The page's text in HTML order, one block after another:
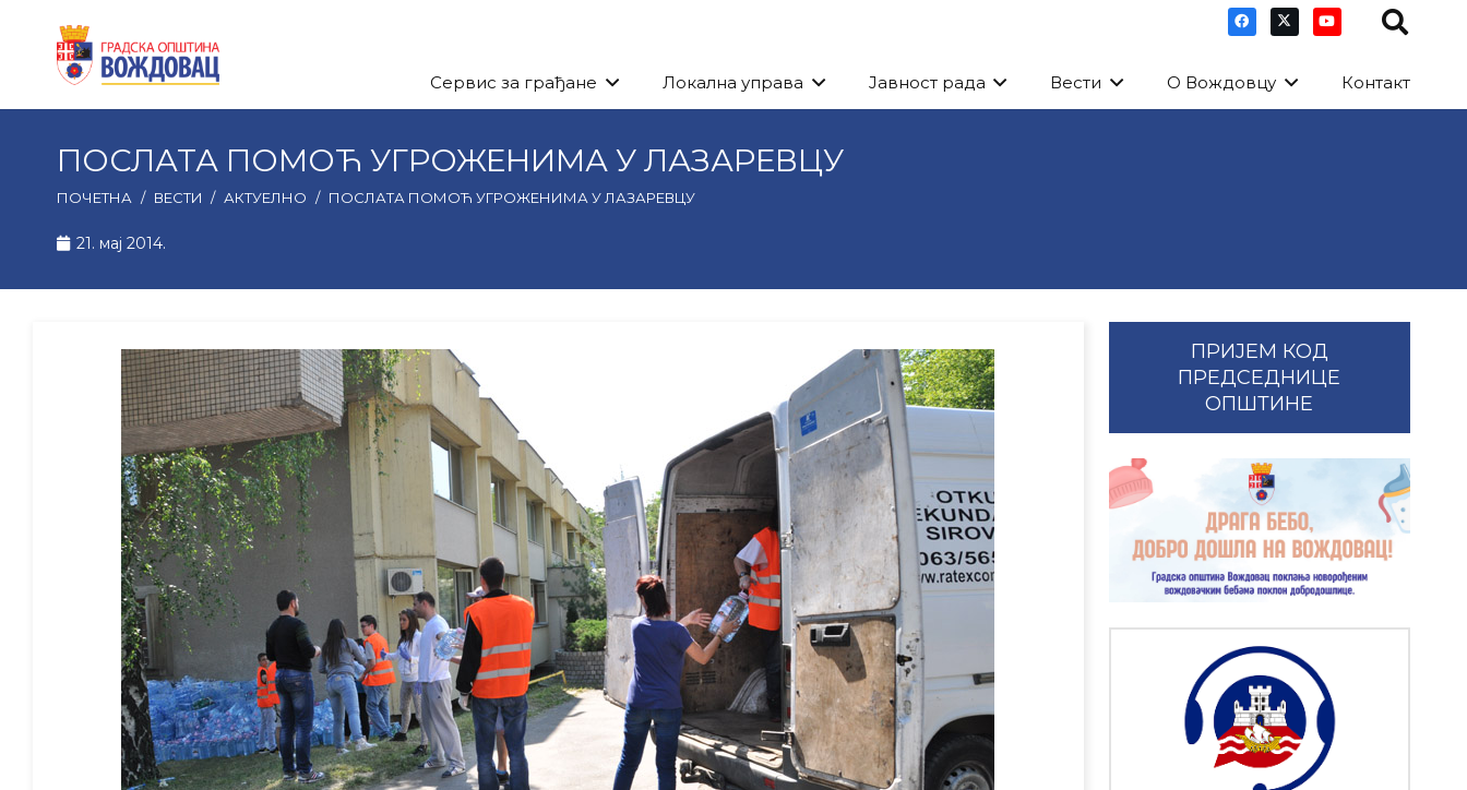
Сервис за грађане Локална управа Јавност рада Вести О Вождовцу Контакт
ПОСЛАТА ПОМОЋ УГРОЖЕНИМА У ЛАЗАРЕВЦУ
ПОЧЕТНА / ВЕСТИ / АКТУЕЛНО / ПОСЛАТА ПОМОЋ УГРОЖЕНИМА У ЛАЗАРЕВЦУ
21. мај 2014.
ПРИЈЕМ КОД
ПРЕДСЕДНИЦЕ
ОПШТИНЕ